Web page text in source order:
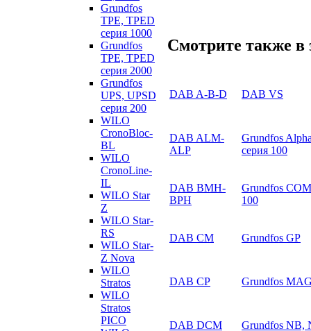
Grundfos
TPE, TPED
серия 1000
Grundfos
TPE, TPED
серия 2000
Grundfos
UPS, UPSD
серия 200
WILO
CronoBloc-
BL
WILO
CronoLine-
IL
WILO Star
Z
WILO Star-
RS
WILO Star-
Z Nova
WILO
Stratos
WILO
Stratos
PICO
Смотрите также в
DAB A-B-D DAB VS
DAB ALM-
ALP
Grundfos
серия 100
DAB BMH-
BPH
Grundfos
100
DAB CM Grundfos GP
DAB CP Grundfos
DAB DCM Grundfos NB,